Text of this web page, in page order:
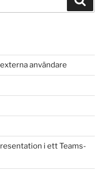
användare
i ett Teams-